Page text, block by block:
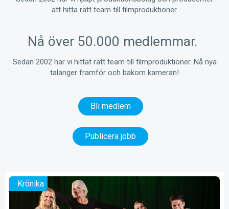
att hitta rätt team till filmproduktioner.
Nå över 50.000 medlemmar.
Sedan 2002 har vi hittat rätt team till filmproduktioner. Nå nya
talanger framför och bakom kameran!
Bli medlem
Publicera jobb
Krönika